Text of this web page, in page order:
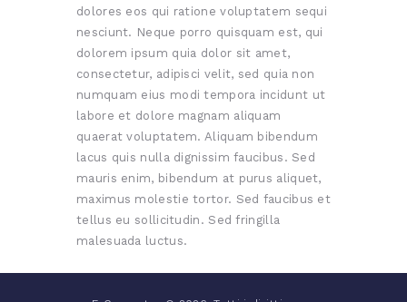
dolores eos qui ratione voluptatem sequi
nesciunt. Neque porro quisquam est, qui
dolorem ipsum quia dolor sit amet,
consectetur, adipisci velit, sed quia non
numquam eius modi tempora incidunt ut
labore et dolore magnam aliquam
quaerat voluptatem. Aliquam bibendum
lacus quis nulla dignissim faucibus. Sed
mauris enim, bibendum at purus aliquet,
maximus molestie tortor. Sed faucibus et
tellus eu sollicitudin. Sed fringilla
malesuada luctus.